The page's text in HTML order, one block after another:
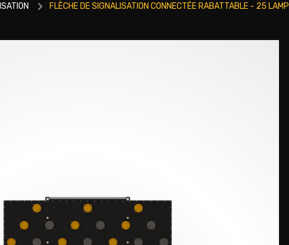
FLÈCHE DE SIGNALISATION CONNECTÉE RABATTABLE - 25